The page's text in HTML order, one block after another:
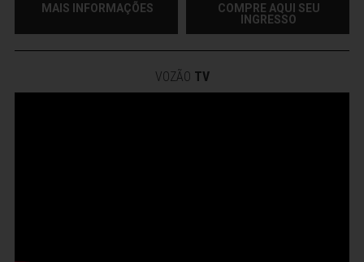
MAIS INFORMAÇÕES
COMPRE AQUI SEU
INGRESSO
VOZÃO TV